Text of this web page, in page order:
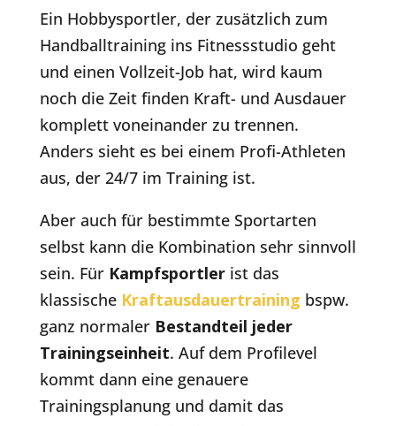
Ein Hobbysportler, der zusätzlich zum
Handballtraining ins Fitnessstudio geht
und einen Vollzeit-Job hat, wird kaum
noch die Zeit finden Kraft- und Ausdauer
komplett voneinander zu trennen.
Anders sieht es bei einem Profi-Athleten
aus, der 24/7 im Training ist.
Aber auch für bestimmte Sportarten
selbst kann die Kombination sehr sinnvoll
sein. Für Kampfsportlerist das
klassische Kraftausdauertraining bspw.
ganz normaler Bestandteil jeder
Trainingseinheit. Auf dem Profilevel
kommt dann eine genauere
Trainingsplanung und damit das